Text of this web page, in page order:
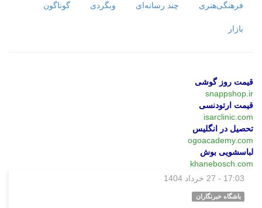
فرهنگی‌هنری چند رسانه‌ای وبگردی گوناگون
بازار
قیمت روز گوشی
snappshop.ir
قیمت ارتودنسی
isarclinic.com
تحصیل در انگلیس
ogoacademy.com
لباسشویی بوش
khanebosch.com
17:03 - 27 خرداد 1404
باشگاه خبرنگاران